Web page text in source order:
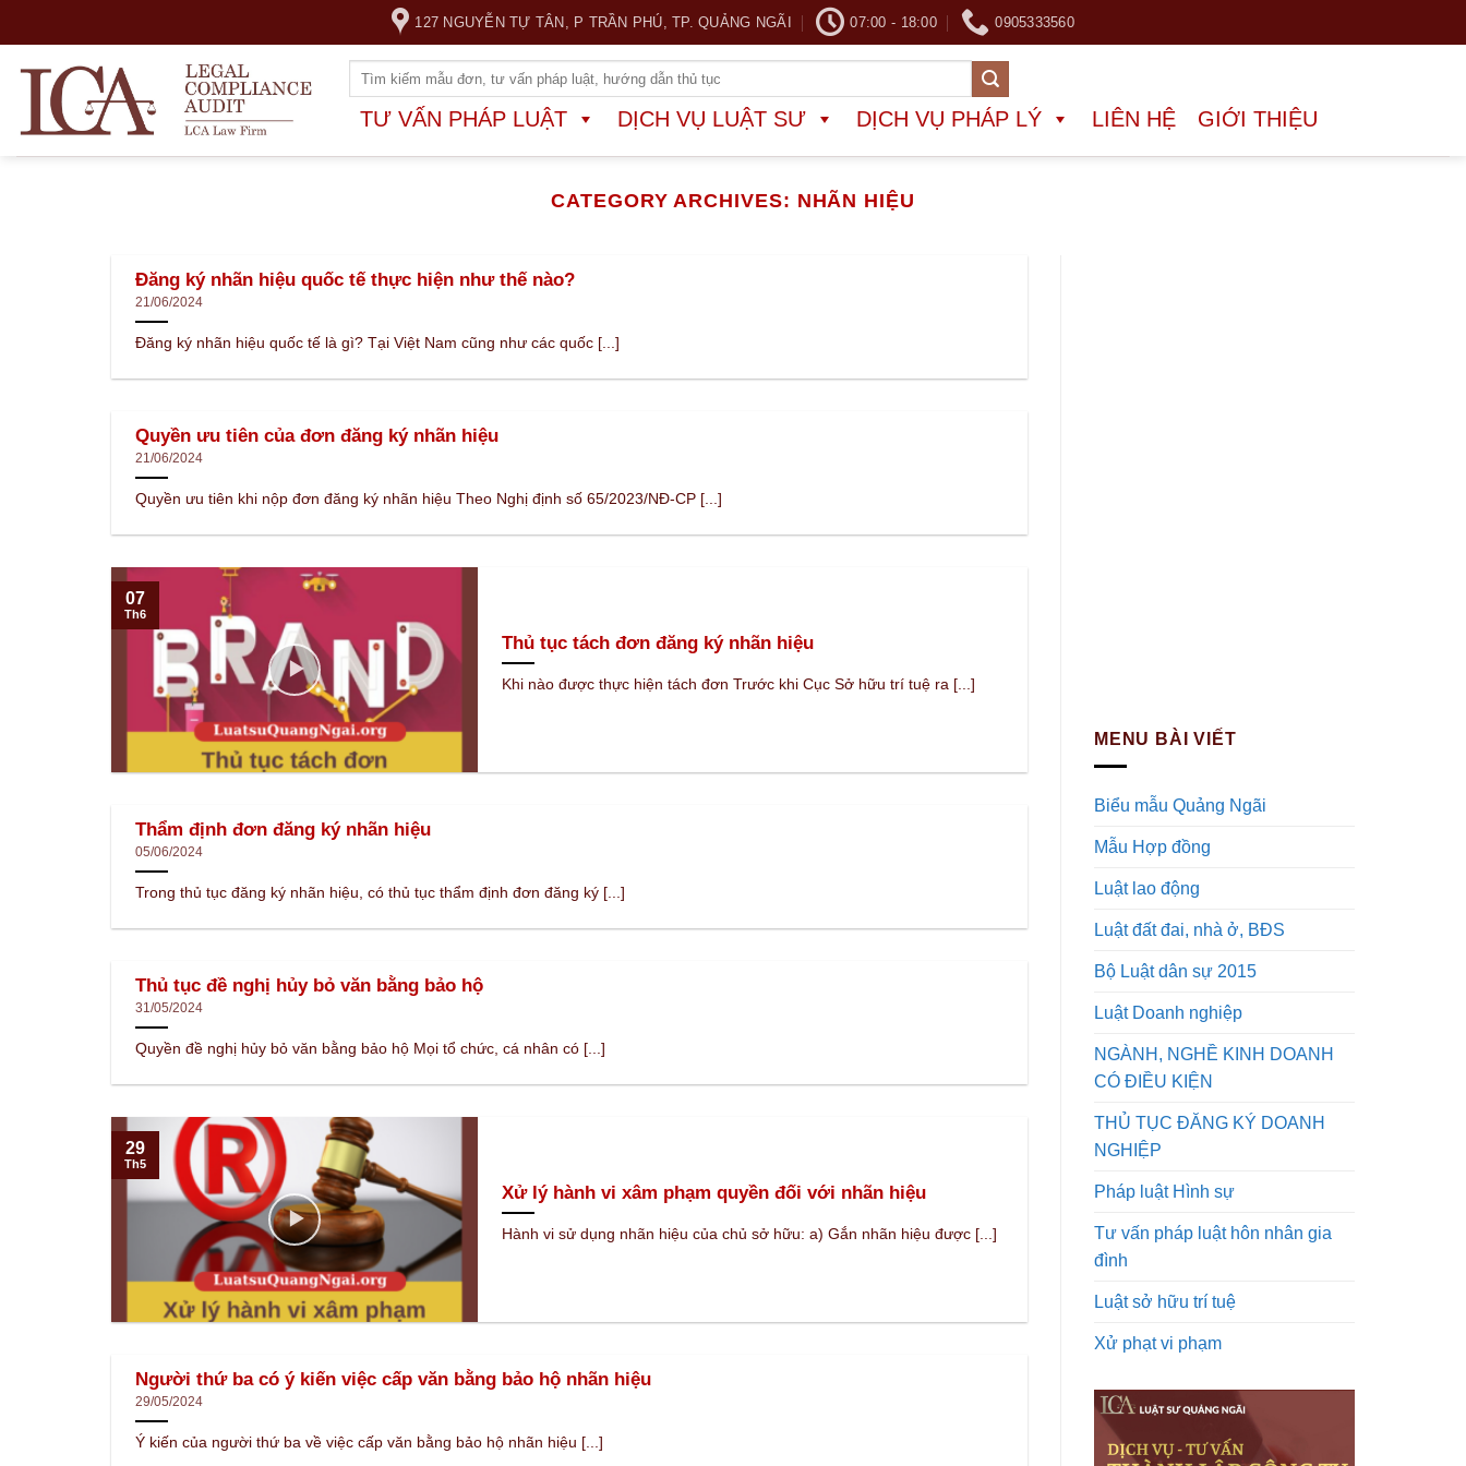
content
127 NGUYỄN TỰ TÂN, P TRẦN PHÚ, TP. QUẢNG NGÃI 07:00 - 18:00 0905333560
TƯ VẤN PHÁP LUẬT DỊCH VỤ LUẬT SƯ DỊCH VỤ PHÁP LÝ LIÊN HỆ GIỚI THIỆU
CATEGORY ARCHIVES: NHÃN HIỆU
Đăng ký nhãn hiệu quốc tế thực hiện như thế nào?
21/06/2024
Đăng ký nhãn hiệu quốc tế là gì? Tại Việt Nam cũng như các quốc [...]
Quyền ưu tiên của đơn đăng ký nhãn hiệu
21/06/2024
Quyền ưu tiên khi nộp đơn đăng ký nhãn hiệu Theo Nghị định số 65/2023/NĐ-CP [...]
Thủ tục tách đơn đăng ký nhãn hiệu
Khi nào được thực hiện tách đơn Trước khi Cục Sở hữu trí tuệ ra [...]
07
Th6
Thẩm định đơn đăng ký nhãn hiệu
05/06/2024
Trong thủ tục đăng ký nhãn hiệu, có thủ tục thẩm định đơn đăng ký [...]
Thủ tục đề nghị hủy bỏ văn bằng bảo hộ
31/05/2024
Quyền đề nghị hủy bỏ văn bằng bảo hộ Mọi tổ chức, cá nhân có [...]
Xử lý hành vi xâm phạm quyền đối với nhãn hiệu
Hành vi sử dụng nhãn hiệu của chủ sở hữu: a) Gắn nhãn hiệu được [...]
29
Th5
Người thứ ba có ý kiến việc cấp văn bằng bảo hộ nhãn hiệu
29/05/2024
Ý kiến của người thứ ba về việc cấp văn bằng bảo hộ nhãn hiệu [...]
MENU BÀI VIẾT
Biểu mẫu Quảng Ngãi
Mẫu Hợp đồng
Luật lao động
Luật đất đai, nhà ở, BĐS
Bộ Luật dân sự 2015
Luật Doanh nghiệp
NGÀNH, NGHỀ KINH DOANH
CÓ ĐIỀU KIỆN
THỦ TỤC ĐĂNG KÝ DOANH
NGHIỆP
Pháp luật Hình sự
Tư vấn pháp luật hôn nhân gia
đình
Luật sở hữu trí tuệ
Xử phạt vi phạm